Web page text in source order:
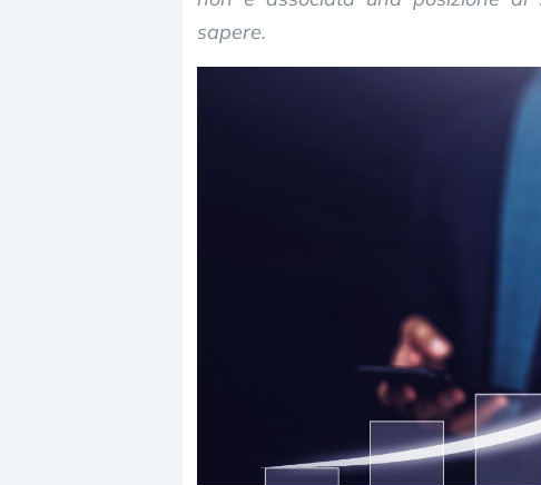
sapere.
Dalle valutazioni estreme
correzione. Cosa sta
repricing degli asset?